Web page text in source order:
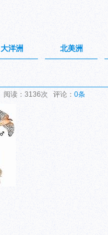
大洋洲 北美洲
阅读：3136次 评论： 0条